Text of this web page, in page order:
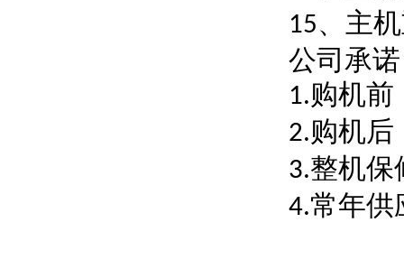
15、主
公司承
1.购机前
2.购机后
3.整机保
4.常年供